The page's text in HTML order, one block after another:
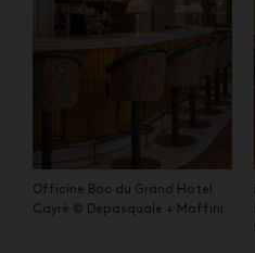
Officine Bac du Grand Hotel
Cayré © Depasquale + Maffini